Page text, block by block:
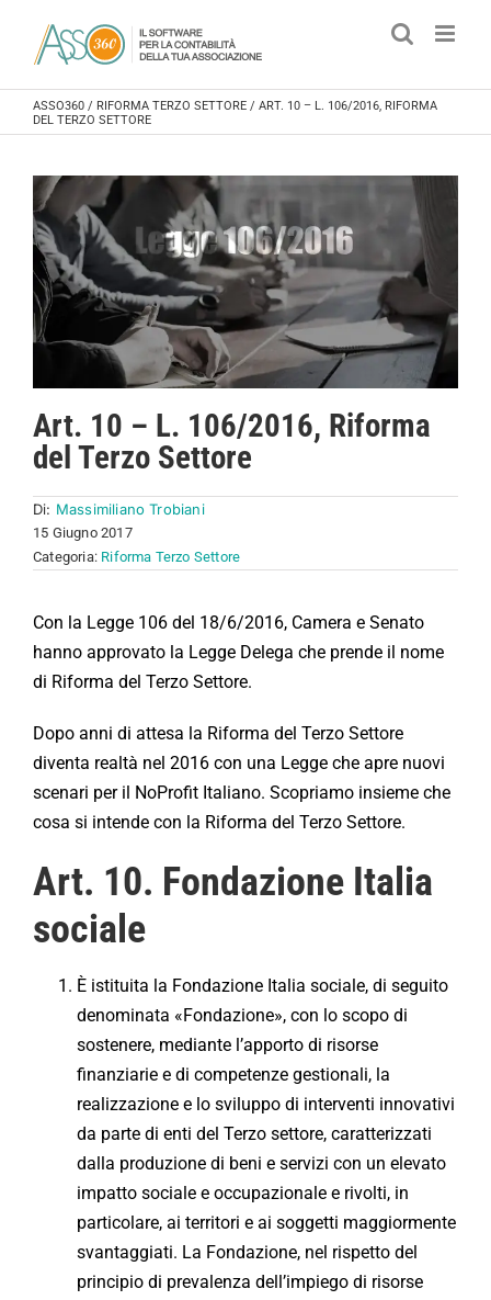
ASSO360 / RIFORMA TERZO SETTORE / ART. 10 – L. 106/2016, RIFORMA
DEL TERZO SETTORE
Art. 10 – L. 106/2016, Riforma
del Terzo Settore
Di: Massimiliano Trobiani
15 Giugno 2017
Categoria: Riforma Terzo Settore
Con la Legge 106 del 18/6/2016, Camera e Senato
hanno approvato la Legge Delega che prende il nome
di Riforma del Terzo Settore.
Dopo anni di attesa la Riforma del Terzo Settore
diventa realtà nel 2016 con una Legge che apre nuovi
scenari per il NoProfit Italiano. Scopriamo insieme che
cosa si intende con la Riforma del Terzo Settore.
Art. 10. Fondazione Italia
sociale
È istituita la Fondazione Italia sociale, di seguito
denominata «Fondazione», con lo scopo di
sostenere, mediante l’apporto di risorse
finanziarie e di competenze gestionali, la
realizzazione e lo sviluppo di interventi innovativi
da parte di enti del Terzo settore, caratterizzati
dalla produzione di beni e servizi con un elevato
impatto sociale e occupazionale e rivolti, in
particolare, ai territori e ai soggetti maggiormente
svantaggiati. La Fondazione, nel rispetto del
principio di prevalenza dell’impiego di risorse